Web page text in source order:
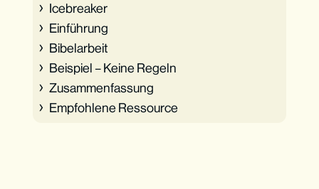
Icebreaker
Einführung
Bibelarbeit
Beispiel – Keine Regeln
Zusammenfassung
Empfohlene Ressource